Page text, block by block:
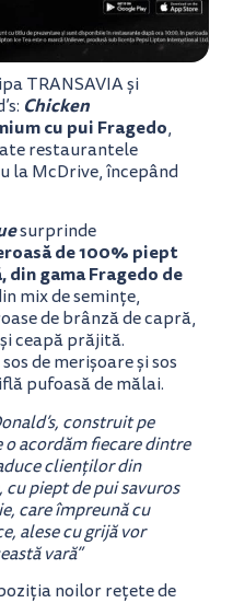
TRANSAVIA și
Chicken
cu pui Fragedo,
restaurantele
la McDrive, începând
surprinde
de 100% piept
din gama Fragedo de
mix de semințe,
de brânză de capră,
ceapă prăjită.
de merișoare și sos
pufoasă de mălai.
construit pe
o acordăm fiecare dintre
clienților din
piept de pui savuros
care împreună cu
alese cu grijă vor
vară”
noilor rețete de